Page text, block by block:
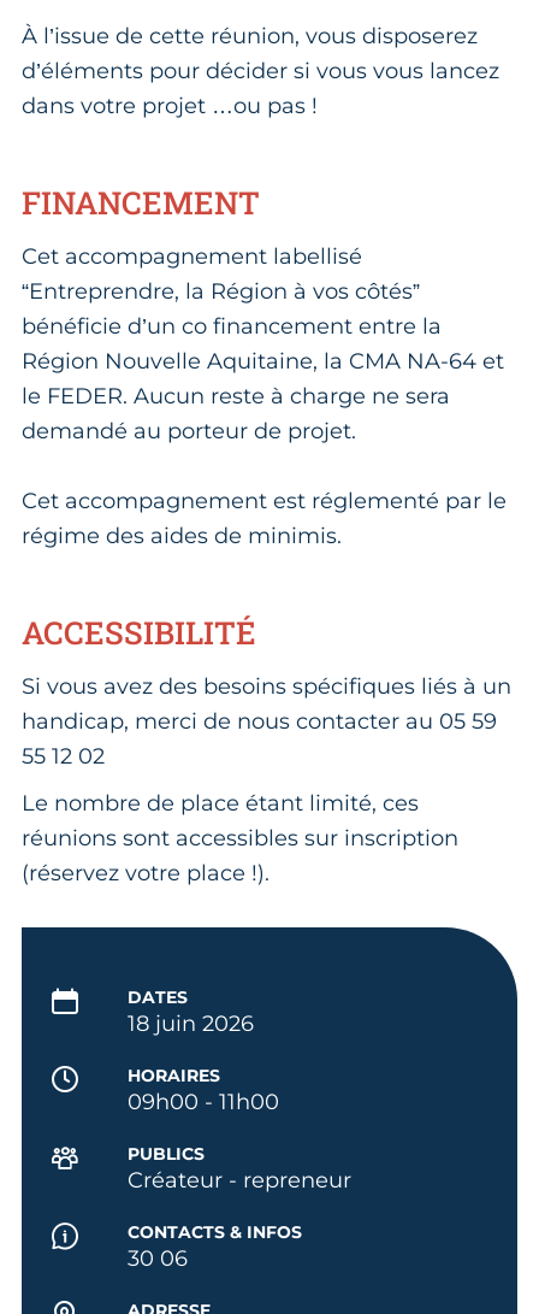
À l’issue de cette réunion, vous disposerez
d’éléments pour décider si vous vous lancez
dans votre projet …ou pas !
FINANCEMENT
Cet accompagnement labellisé
“Entreprendre, la Région à vos côtés”
bénéficie d’un co financement entre la
Région Nouvelle Aquitaine, la CMA NA-64 et
le FEDER. Aucun reste à charge ne sera
demandé au porteur de projet.
Cet accompagnement est réglementé par le
régime des aides de minimis.
ACCESSIBILITÉ
Si vous avez des besoins spécifiques liés à un
handicap, merci de nous contacter au 05 59
55 12 02
Le nombre de place étant limité, ces
réunions sont accessibles sur inscription
(réservez votre place !).
DATES
18 juin 2026
HORAIRES
09h00 - 11h00
PUBLICS
Créateur - repreneur
CONTACTS & INFOS
30 06